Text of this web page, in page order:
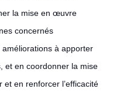
la mise en œuvre
concernés
à apporter
et en coordonner la mise
en renforcer l’efficacité